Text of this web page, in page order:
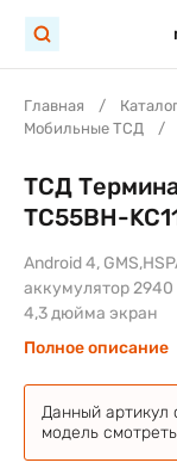
Главная
Мобильные ТСД
ТСД
TC55BH-
Android 4,
аккумулятор 2940
4,3 дюйма экран
Полное описание
Данный артикул
модель